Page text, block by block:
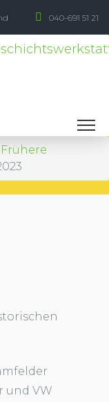
040-691 51 21
Frühere
und VW